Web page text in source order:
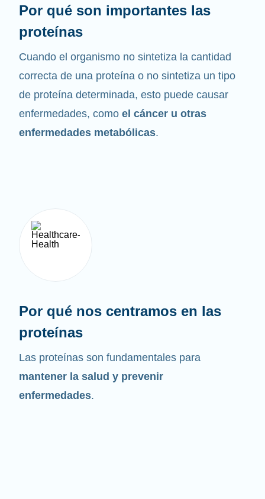
Por qué son importantes las
proteínas
Cuando el organismo no sintetiza la cantidad
correcta de una proteína o no sintetiza un tipo
de proteína determinada, esto puede causar
enfermedades, como el cáncer u otras
enfermedades metabólicas.
Por qué nos centramos en las
proteínas
Las proteínas son fundamentales para
mantener la salud y prevenir
enfermedades.